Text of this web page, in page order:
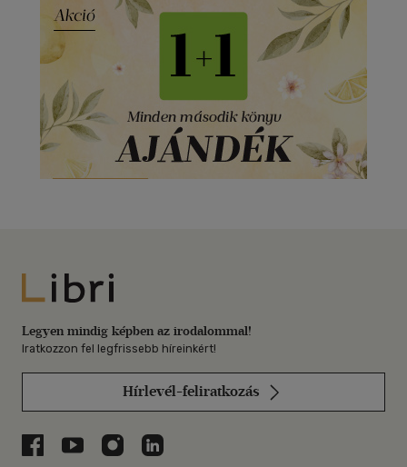
Libri
Legyen mindig képben az irodalommal!
Iratkozzon fel legfrissebb híreinkért!
Hírlevél-feliratkozás
Libri a Facebookon
Libri a Youtube-on
Libri az Instagramon
Libri a LinkedInen